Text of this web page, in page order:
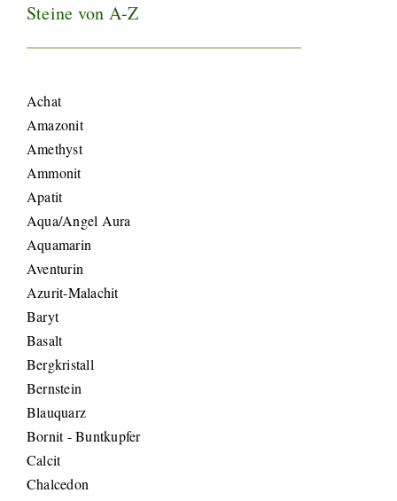
Steine von A-Z
Achat
Amazonit
Amethyst
Ammonit
Apatit
Aqua/Angel Aura
Aquamarin
Aventurin
Azurit-Malachit
Baryt
Basalt
Bergkristall
Bernstein
Blauquarz
Bornit - Buntkupfer
Calcit
Chalcedon